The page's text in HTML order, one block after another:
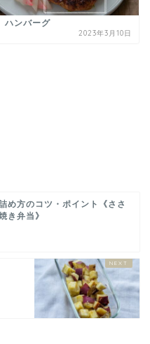
ハンバーグ
2023年3月10日
め方のコツ・ポイント《ささ
き弁当》